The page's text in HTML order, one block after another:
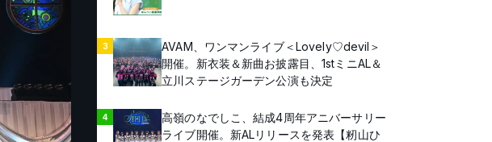
3
AVAM、ワンマンライブ＜Lovely♡devil＞
開催。新衣装＆新曲お披露目、1stミニAL＆
立川ステージガーデン公演も決定
4
高嶺のなでしこ、結成4周年アニバーサリー
ライブ開催。新ALリリースを発表【籾山ひ